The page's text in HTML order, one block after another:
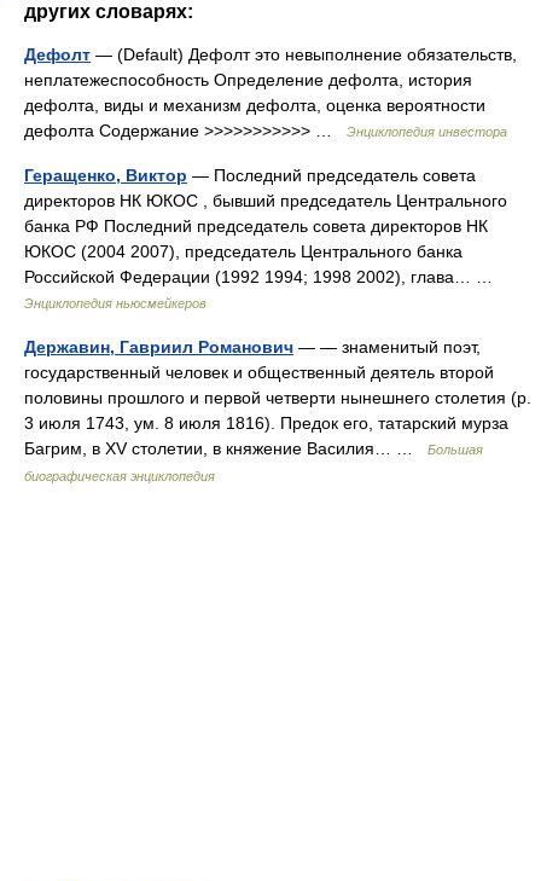
других словарях:
Дефолт — (Default) Дефолт это невыполнение обязательств,
неплатежеспособность Определение дефолта, история
дефолта, виды и механизм дефолта, оценка вероятности
дефолта Содержание >>>>>>>>>>> …
Энциклопедия инвестора
Геращенко, Виктор — Последний председатель совета
директоров НК ЮКОС , бывший председатель Центрального
банка РФ Последний председатель совета директоров НК
ЮКОС (2004 2007), председатель Центрального банка
Российской Федерации (1992 1994; 1998 2002), глава… …
Энциклопедия ньюсмейкеров
Державин, Гавриил Романович — — знаменитый поэт,
государственный человек и общественный деятель второй
половины прошлого и первой четверти нынешнего столетия (р.
3 июля 1743, ум. 8 июля 1816). Предок его, татарский мурза
Багрим, в ХV столетии, в княжение Василия… …
Большая
биографическая энциклопедия